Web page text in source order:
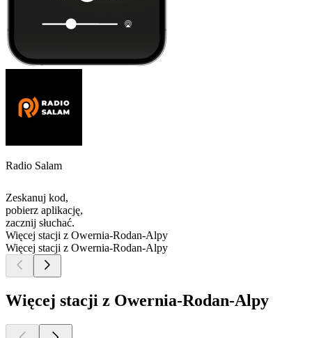
Radio Salam
Zeskanuj kod,
pobierz aplikację,
zacznij słuchać.
Więcej stacji z Owernia-Rodan-Alpy
Więcej stacji z Owernia-Rodan-Alpy
Więcej stacji z Owernia-Rodan-Alpy